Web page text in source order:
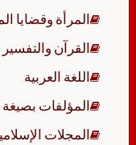
المرأة وقضايا
القرآن والتفسير
اللغة العربية
المؤلفات بصيغة
المجلات